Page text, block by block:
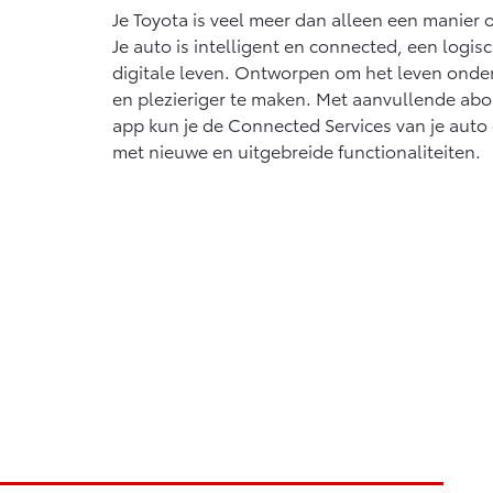
Je Toyota is veel meer dan alleen een manier
Je auto is intelligent en connected, een
digitale leven. Ontworpen om het leven
en plezieriger te maken. Met aanvullende
app kun je de Connected Services van je
met nieuwe en uitgebreide functionaliteiten.